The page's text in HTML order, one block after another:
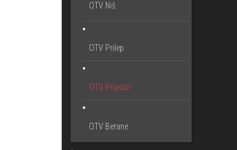
OTV Niš
OTV Prilep
OTV Prijedor
OTV Berane